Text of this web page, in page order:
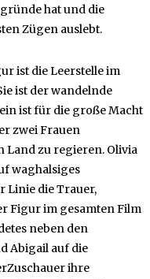
hat und die
Zügen auslebt.
ist die Leerstelle im
ist der wandelnde
ist für die große Macht
zwei Frauen
Land zu regieren. Olivia
waghalsiges
Linie die Trauer,
Figur im gesamten Film
neben den
Abigail auf die
ihre